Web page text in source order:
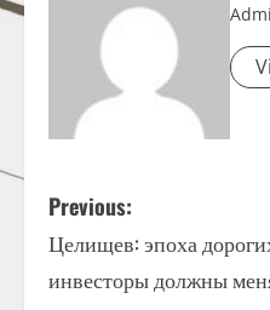
P
o
Previous:
Целищев: эпоха
инвесторы должны